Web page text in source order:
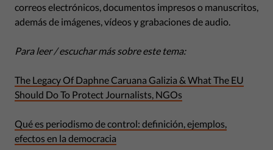
correos electrónicos, documentos impresos o manuscritos,
además de imágenes, vídeos y grabaciones de audio.
Para leer / escuchar más sobre este tema:
The Legacy Of Daphne Caruana Galizia & What The EU
Should Do To Protect Journalists, NGOs
Qué es periodismo de control: definición, ejemplos,
efectos en la democracia